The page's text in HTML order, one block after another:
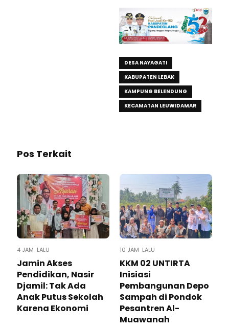
DESA NAYAGATI
KABUPATEN LEBAK
KAMPUNG BELENDUNG
KECAMATAN LEUWIDAMAR
Pos Terkait
4 JAM LALU
Jamin Akses
Pendidikan, Nasir
Djamil: Tak Ada
Anak Putus Sekolah
Karena Ekonomi
10 JAM LALU
KKM 02 UNTIRTA
Inisiasi
Pembangunan Depo
Sampah di Pondok
Pesantren Al-
Muawanah